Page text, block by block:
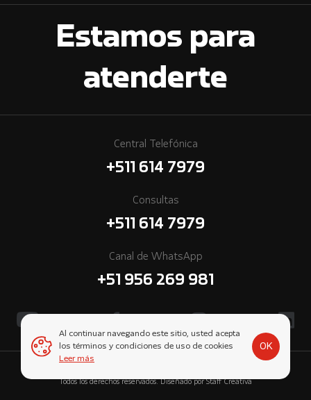
Estamos para
atenderte
Central Telefónica
+511 614 7979
Consultas
+511 614 7979
Canal de WhatsApp
+51 956 269 981
Todos los derechos reservados. Diseñado por Staff Creativa
Al continuar navegando este sitio, usted acepta
los términos y condiciones de uso de cookies
Leer más
OK